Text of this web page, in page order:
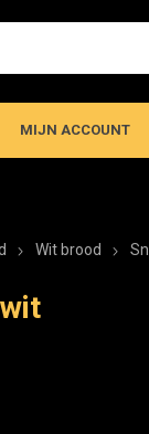
MIJN ACCOUNT
Wit brood